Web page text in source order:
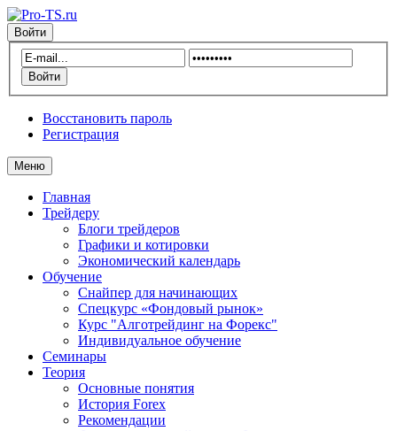
Войти
Восстановить пароль
Регистрация
Меню
Главная
Трейдеру
Блоги трейдеров
Графики и котировки
Экономический календарь
Обучение
Снайпер для начинающих
Спецкурс «Фондовый рынок»
Курс "Алготрейдинг на Форекс"
Индивидуальное обучение
Семинары
Теория
Основные понятия
История Forex
Рекомендации